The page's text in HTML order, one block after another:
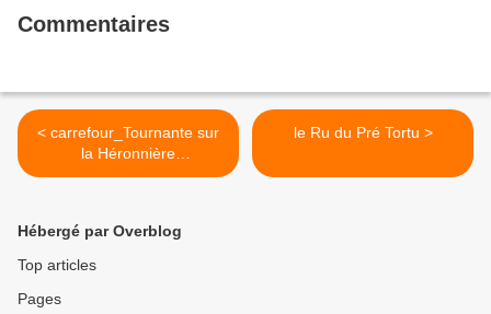
Commentaires
< carrefour_Tournante sur
la Héronnière
(GR12)_Route de la
le Ru du Pré Tortu >
Hébergé par Overblog
Top articles
Pages